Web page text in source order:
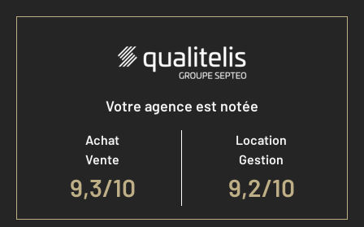
Votre agence est notée
Achat
Vente
9,3/10
Location
Gestion
9,2/10